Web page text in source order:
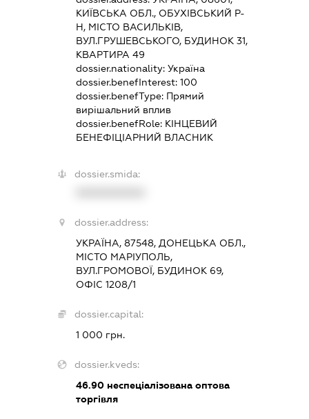
КИЇВСЬКА ОБЛ., ОБУХІВСЬКИЙ Р-
Н, МІСТО ВАСИЛЬКІВ,
ВУЛ.ГРУШЕВСЬКОГО, БУДИНОК 31,
КВАРТИРА 49
dossier.nationality:Україна
dossier.benefInterest:100
dossier.benefType: Прямий
вирішальний вплив
dossier.benefRole: КІНЦЕВИЙ
БЕНЕФІЦІАРНИЙ ВЛАСНИК
dossier.smida:
dossier.address:
УКРАЇНА, 87548, ДОНЕЦЬКА ОБЛ.,
МІСТО МАРІУПОЛЬ,
ВУЛ.ГРОМОВОЇ, БУДИНОК 69,
ОФІС 1208/1
dossier.capital:
1 000 грн.
dossier.kveds:
46.90 неспеціалізована оптова
торгівля